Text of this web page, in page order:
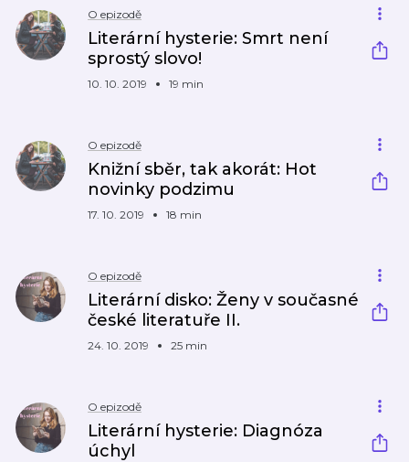
O epizodě
Literární hysterie: Smrt není
sprostý slovo!
10. 10. 2019 19 min
O epizodě
Knižní sběr, tak akorát: Hot
novinky podzimu
17. 10. 2019 18 min
O epizodě
Literární disko: Ženy v současné
české literatuře II.
24. 10. 2019 25 min
O epizodě
Literární hysterie: Diagnóza
úchyl